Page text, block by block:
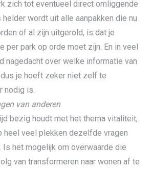
zich tot eventueel direct omliggende
wordt uit alle aanpakken die nu
of al zijn uitgerold, is dat je
per park op orde moet zijn. En in veel
nagedacht over welke informatie van
je hoeft zeker niet zelf te
nodig is.
van anderen
bezig houdt met het thema vitaliteit,
heel veel plekken dezelfde vragen
het mogelijk om overwaarde die
van transformeren naar wonen af te